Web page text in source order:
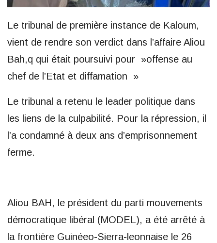
Le tribunal de première instance de Kaloum,
vient de rendre son verdict dans l’affaire Aliou
Bah,q qui était poursuivi pour »offense au
chef de l’Etat et diffamation »
Le tribunal a retenu le leader politique dans
les liens de la culpabilité. Pour la répression, il
l’a condamné à deux ans d’emprisonnement
ferme.
Aliou BAH, le président du parti mouvements
démocratique libéral (MODEL), a été arrêté à
la frontière Guinéeo-Sierra-leonnaise le 26